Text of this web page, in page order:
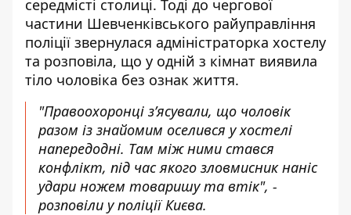
середмісті столиці. Тоді до чергової
частини Шевченківського райуправління
поліції звернулася адміністраторка хостелу
та розповіла, що у одній з кімнат виявила
тіло чоловіка без ознак життя.
"Правоохоронці з’ясували, що чоловік
разом із знайомим оселився у хостелі
напередодні. Там між ними стався
конфлікт, під час якого зловмисник наніс
удари ножем товаришу та втік", -
розповіли у поліції Києва.